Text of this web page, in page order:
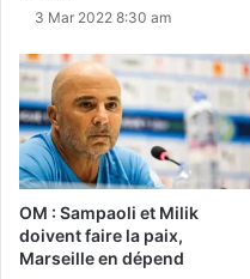
3 Mar 2022 8:30 am
OM : Sampaoli et Milik
doivent faire la paix,
Marseille en dépend